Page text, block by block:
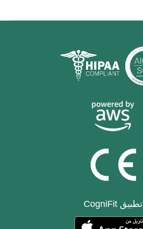
تطبيق CogniFit